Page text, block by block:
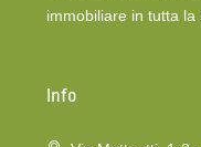
immobiliare in tutta la
Info